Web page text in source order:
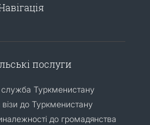
послуги
Туркменистану
до Туркменистану
до громадянства